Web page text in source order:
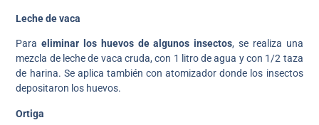
Leche de vaca
Paraeliminar los huevos de algunos insectos, se realiza una
mezcla de leche de vaca cruda, con 1 litro de agua y con 1/2 taza
de harina. Se aplica también con atomizador donde los insectos
depositaron los huevos.
Ortiga